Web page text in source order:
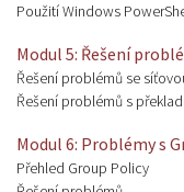
Použití Windows
Modul 5: Řešení
Řešení problémů se
Řešení problémů s
Modul 6: Problémy s
Přehled Group Policy